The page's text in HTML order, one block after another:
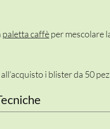
paletta caffèper mescolare
i blister da 50